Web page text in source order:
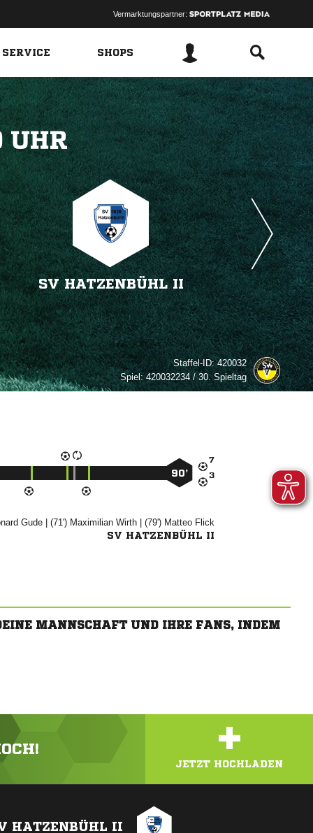
Vermarktungspartner:
SHOPS

SV HATZENBÜHL II
Staffel-ID:420032
Spiel:420032234 / 30. Spieltag


90’
 | (71')   | (79')  
SV HATZENBÜHL II
MANNSCHAFT UND IHRE FANS, INDEM
+
JETZT HOCHLADEN
HATZENBÜHL II